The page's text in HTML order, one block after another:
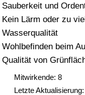
Sauberkeit und
Kein Lärm oder zu
Wasserqualität
Wohlbefinden beim
Qualität von
Mitwirkende: 8
Letzte
Verkehr